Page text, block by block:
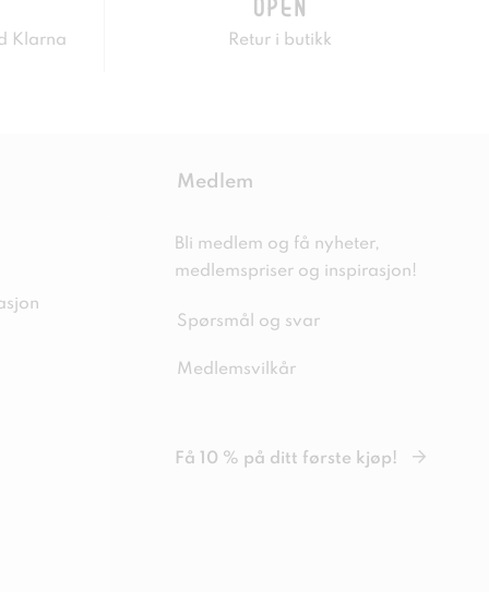
Klarna Retur i butikk
Medlem
Bli medlem og få nyheter,
medlemspriser og inspirasjon!
Spørsmål og svar
Medlemsvilkår
Få 10 % på ditt første kjøp!